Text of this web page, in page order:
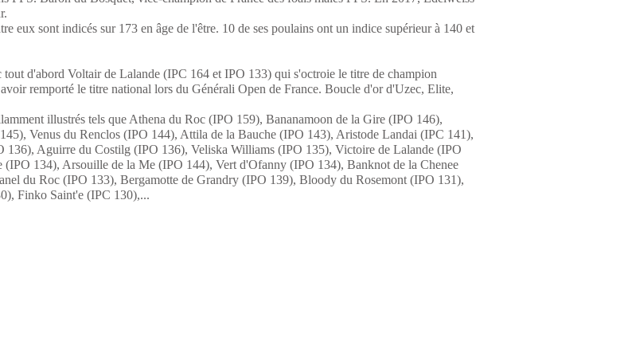
eux sont indicés sur 173 en âge de l'être. 10 de ses poulains ont un indice supérieur à 140 et
d'abord Voltair de Lalande (IPC 164 et IPO 133) qui s'octroie le titre de champion
remporté le titre national lors du Générali Open de France. Boucle d'or d'Uzec, Elite,
illustrés tels que Athena du Roc (IPO 159), Bananamoon de la Gire (IPO 146),
Venus du Renclos (IPO 144), Attila de la Bauche (IPO 143), Aristode Landai (IPC 141),
136), Aguirre du Costilg (IPO 136), Veliska Williams (IPO 135), Victoire de Lalande (IPO
134), Arsouille de la Me (IPO 144), Vert d'Ofanny (IPO 134), Banknot de la Chenee
du Roc (IPO 133), Bergamotte de Grandry (IPO 139), Bloody du Rosemont (IPO 131),
Finko Saint'e (IPC 130),...